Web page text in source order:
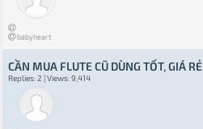
babyheart
CẦN MUA FLUTE CŨ DÙNG TỐT, GIÁ RẺ
Replies: 2 | Views: 9,414